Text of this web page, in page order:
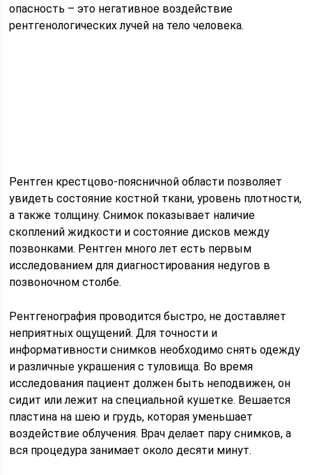
опасность – это негативное воздействие
рентгенологических лучей на тело человека.
Рентген крестцово-поясничной области позволяет
увидеть состояние костной ткани, уровень плотности,
а также толщину. Снимок показывает наличие
скоплений жидкости и состояние дисков между
позвонками. Рентген много лет есть первым
исследованием для диагностирования недугов в
позвоночном столбе.
Рентгенография проводится быстро, не доставляет
неприятных ощущений. Для точности и
информативности снимков необходимо снять одежду
и различные украшения с туловища. Во время
исследования пациент должен быть неподвижен, он
сидит или лежит на специальной кушетке. Вешается
пластина на шею и грудь, которая уменьшает
воздействие облучения. Врач делает пару снимков, а
вся процедура занимает около десяти минут.